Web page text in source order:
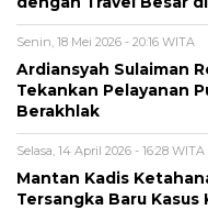
Senin, 18 Mei 2026 - 20:16 WITA
Ardiansyah Sulaiman
Tekankan Pelayanan
Berakhlak
Selasa, 14 April 2026 - 16:28 WITA
Mantan Kadis
Tersangka Baru Kasus